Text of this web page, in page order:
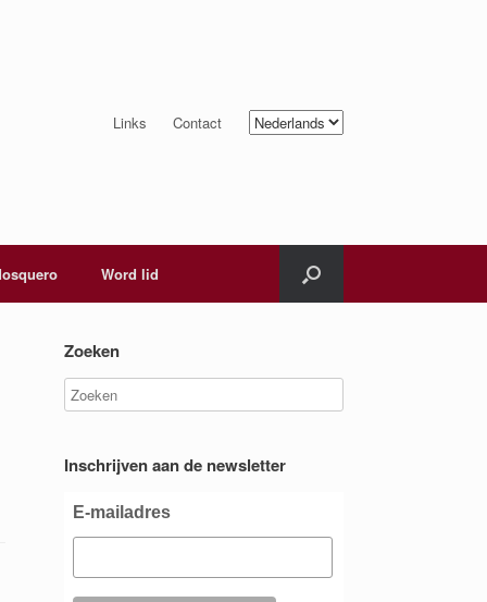
Links Contact
Kies
een
Word lid
Zoeken
Inschrijven aan de newsletter
E-mailadres